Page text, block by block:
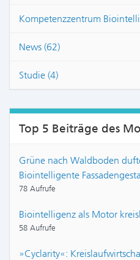
Kompetenzzentrum
News (62)
Studie (4)
Top 5 Beiträge des
Grüne nach Waldboden
Biointelligente
78 Aufrufe
Biointelligenz als Motor
58 Aufrufe
»Cyclarity«: